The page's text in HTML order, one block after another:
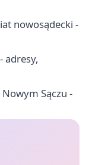
nowosądecki -
adresy,
Sączu -